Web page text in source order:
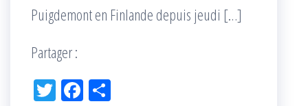
Puigdemont en Finlande depuis jeudi […]
Partager :
Tw Fac